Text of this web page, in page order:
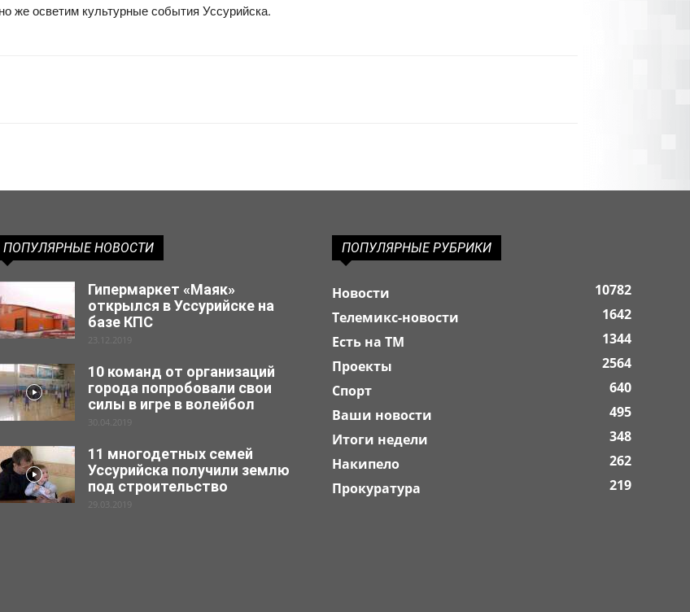
же осветим культурные события Уссурийска.
ПОПУЛЯРНЫЕ НОВОСТИ
Гипермаркет «Маяк»
открылся в Уссурийске на
базе КПС
23.12.2019
10 команд от организаций
города попробовали свои
силы в игре в волейбол
30.04.2019
11 многодетных семей
Уссурийска получили землю
под строительство
29.03.2019
ПОПУЛЯРНЫЕ РУБРИКИ
Новости
10782
Телемикс-новости
1642
Есть на ТМ
1344
Проекты
2564
Спорт
640
Ваши новости
495
Итоги недели
348
Накипело
262
Прокуратура
219